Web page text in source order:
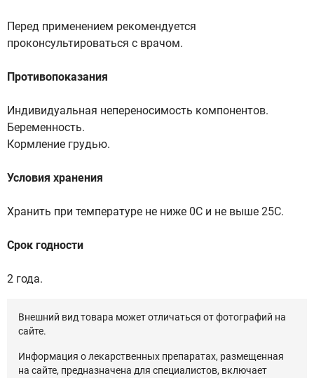
Перед применением рекомендуется
проконсультироваться с врачом.
Противопоказания
Индивидуальная непереносимость компонентов.
Беременность.
Кормление грудью.
Условия хранения
Хранить при температуре не ниже 0С и не выше 25С.
Срок годности
2 года.
Внешний вид товара может отличаться от фотографий на
сайте.
Информация о лекарственных препаратах, размещенная
на сайте, предназначена для специалистов, включает